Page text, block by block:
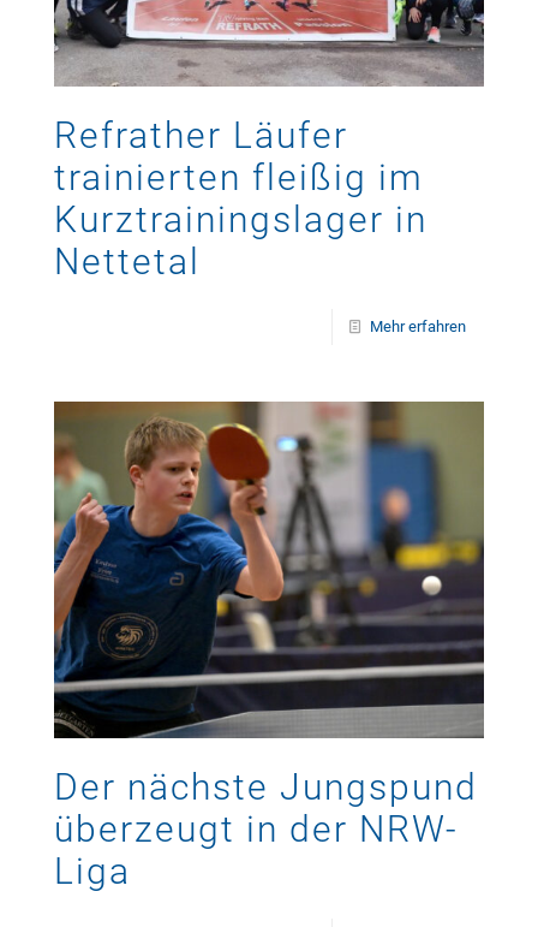
Refrather Läufer
trainierten fleißig im
Kurztrainingslager in
Nettetal
Mehr erfahren
Der nächste Jungspund
überzeugt in der NRW-
Liga